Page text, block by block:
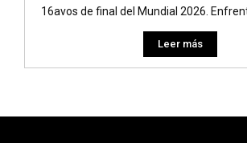
16avos de final del Mundial 2026.
Leer más